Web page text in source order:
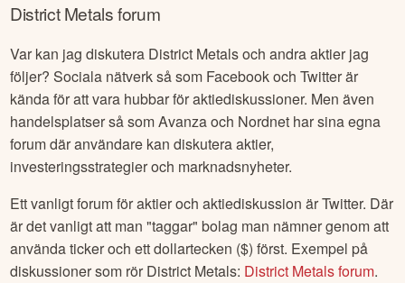
District Metalsforum
Var kan jag diskutera District Metalsoch andra aktier jag
följer? Sociala nätverk så som Facebook och Twitter är
kända för att vara hubbar för aktiediskussioner. Men även
handelsplatser så som Avanza och Nordnet har sina egna
forum där användare kan diskutera aktier,
investeringsstrategier och marknadsnyheter.
Ett vanligt forum för aktier och aktiediskussion är Twitter. Där
är det vanligt att man "taggar" bolag man nämner genom att
använda ticker och ett dollartecken ($) först. Exempel på
diskussioner som rör District Metals: District Metalsforum.